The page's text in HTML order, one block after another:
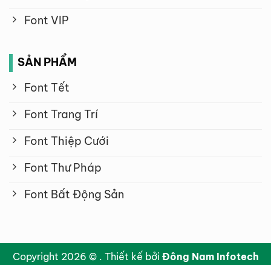
Font VIP
SẢN PHẨM
Font Tết
Font Trang Trí
Font Thiệp Cưới
Font Thư Pháp
Font Bất Động Sản
Copyright 2026 © . Thiết kế bởi Đông Nam Infotech